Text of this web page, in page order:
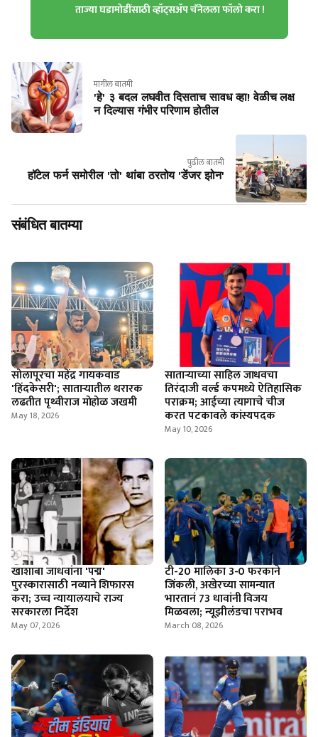
ताज्या घडामोडींसाठी व्हॉट्सॲप चॅनेलला फॉलो करा !
मागील बातमी
'हे' ३ बदल लघवीत दिसताच सावध व्हा! वेळीच लक्ष
न दिल्यास गंभीर परिणाम होतील
पुढील बातमी
हॉटेल फर्न समोरील 'तो' थांबा ठरतोय 'डेंजर झोन'
संबंधित बातम्या
सोलापूरचा महेंद्र गायकवाड
'हिंदकेसरी'; सातार्‍यातील थरारक
लढतीत पृथ्वीराज मोहोळ जखमी
May 18, 2026
साताऱ्याच्या साहिल जाधवचा
तिरंदाजी वर्ल्ड कपमध्ये ऐतिहासिक
पराक्रम; आईच्या त्यागाचे चीज
करत पटकावले कांस्यपदक
May 10, 2026
खाशाबा जाधवांना 'पद्म'
पुरस्कारासाठी नव्याने शिफारस
करा; उच्च न्यायालयाचे राज्य
सरकारला निर्देश
May 07, 2026
टी-20 मालिका 3-0 फरकाने
जिंकली, अखेरच्या सामन्यात
भारतानं 73 धावांनी विजय
मिळवला; न्यूझीलंडचा पराभव
March 08, 2026